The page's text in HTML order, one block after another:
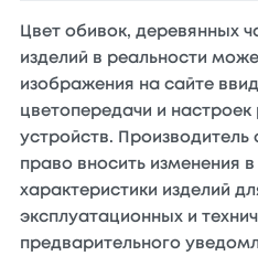
Цвет обивок, деревянных
изделий в реальности
изображения на сайте
цветопередачи и
устройств. Производитель
право вносить изменения
характеристики изделий
эксплуатационных и
предварительного